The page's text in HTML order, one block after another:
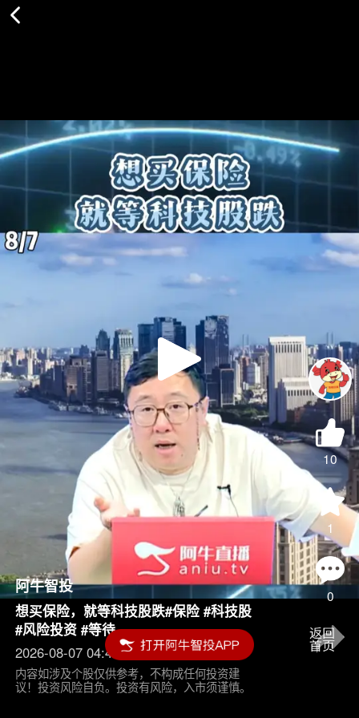
Play
Video
10
1
0
阿牛智投
想买保险，就等科技股跌#保险 #科技股
#风险投资 #等待
2026-08-07 04:45
内容如涉及个股仅供参考，不构成任何投资建
议！投资风险自负。投资有风险，入市须谨慎。